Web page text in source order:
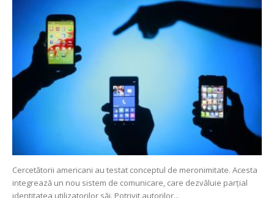
Cercetătorii americani au testat conceptul de meronimitate. Acesta
integrează un nou sistem de comunicare, care dezvăluie parțial
identitatea utilizatorilor săi. Potrivit autorilor...